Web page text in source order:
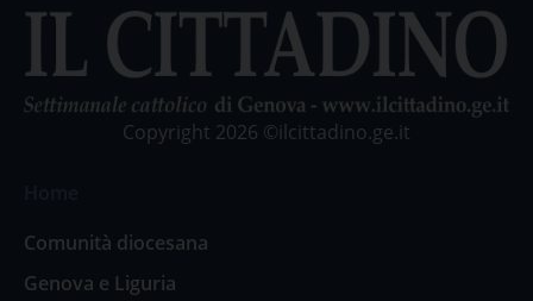
Copyright 2026 ©ilcittadino.ge.it
Comunità diocesana
Genova e Liguria